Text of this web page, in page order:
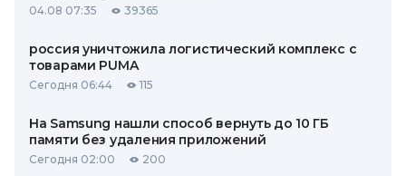
04.08 07:35 39365
россия уничтожила логистический комплекс с
товарами PUMA
Сегодня 06:44 115
На Samsung нашли способ вернуть до 10 ГБ
памяти без удаления приложений
Сегодня 02:00 200